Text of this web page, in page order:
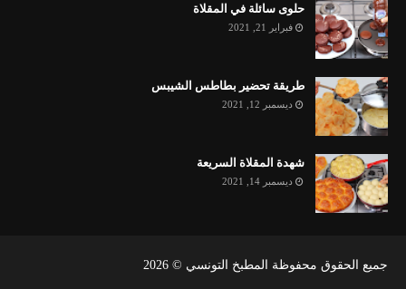
حلوى سائلة في المقلاة
فبراير 21, 2021
طريقة تحضير بطاطس الشيبس
ديسمبر 12, 2021
شهدة المقلاة السريعة
ديسمبر 14, 2021
جميع الحقوق محفوظة المطبخ التونسي © 2026